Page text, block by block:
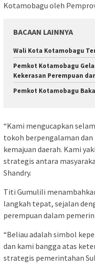
Kotamobagu oleh
BACAAN LAINNYA
Wali Kota Kotamobagu
Pemkot Kotamobagu
Kekerasan Perempuan
Pemkot Kotamobagu
“Kami mengucapkan
tokoh berpengalaman
kemajuan daerah. Kami
strategis antara
Shandry.
Titi Gumulili
langkah tepat, sejalan
perempuan dalam
“Beliau adalah simbol
dan kami bangga atas
strategis pemerintahan